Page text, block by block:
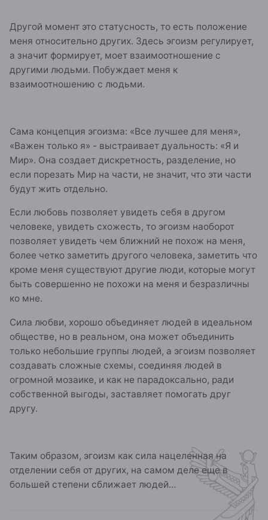
Другой момент это статусность, то есть положение
меня относительно других. Здесь эгоизм регулирует,
а значит формирует, моет взаимоотношение с
другими людьми. Побуждает меня к
взаимоотношению с людьми.
Сама концепция эгоизма: «Все лучшее для меня»,
«Важен только я» - выстраивает дуальность: «Я и
Мир». Она создает дискретность, разделение, но
если порезать Мир на части, не значит, что эти части
будут жить отдельно.
Если любовь позволяет увидеть себя в другом
человеке, увидеть схожесть, то эгоизм наоборот
позволяет увидеть чем ближний не похож на меня,
более четко заметить другого человека, заметить что
кроме меня существуют другие люди, которые могут
быть совершенно не похожи на меня и безразличны
ко мне.
Сила любви, хорошо объединяет людей в идеальном
обществе, но в реальном, она может объединить
только небольшие группы людей, а эгоизм позволяет
создавать сложные схемы, соединяя людей в
огромной мозаике, и как не парадоксально, ради
собственной выгоды, заставляет помогать друг
другу.
Таким образом, эгоизм как сила нацеленная на
отделении себя от других, на самом деле еще в
большей степени сближает людей…